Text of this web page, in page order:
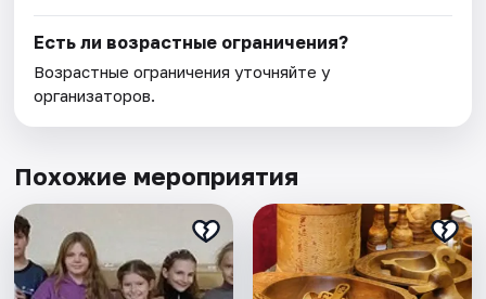
Есть ли возрастные ограничения?
Возрастные ограничения уточняйте у
организаторов.
Похожие мероприятия